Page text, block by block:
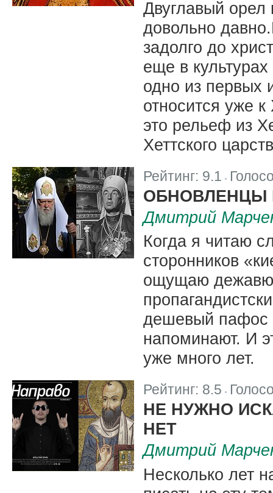
Двуглавый орел
довольно
задолго до
еще в
одно из первых
относится уже
это рельеф из
Хеттского
Рейтинг: 9.1
ОБНОВЛЕНЦЫ
Дмитрий
Когда я читаю
сторонников
ощущаю дежавю:
дешевый пафос
напоминают. И
уже много лет.
Рейтинг: 8.5
НЕ НУЖНО
НЕТ
Дмитрий
Несколько лет